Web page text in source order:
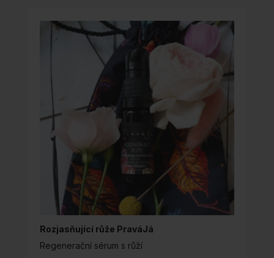
Rozjasňující růže PraváJá
Regenerační sérum s růží